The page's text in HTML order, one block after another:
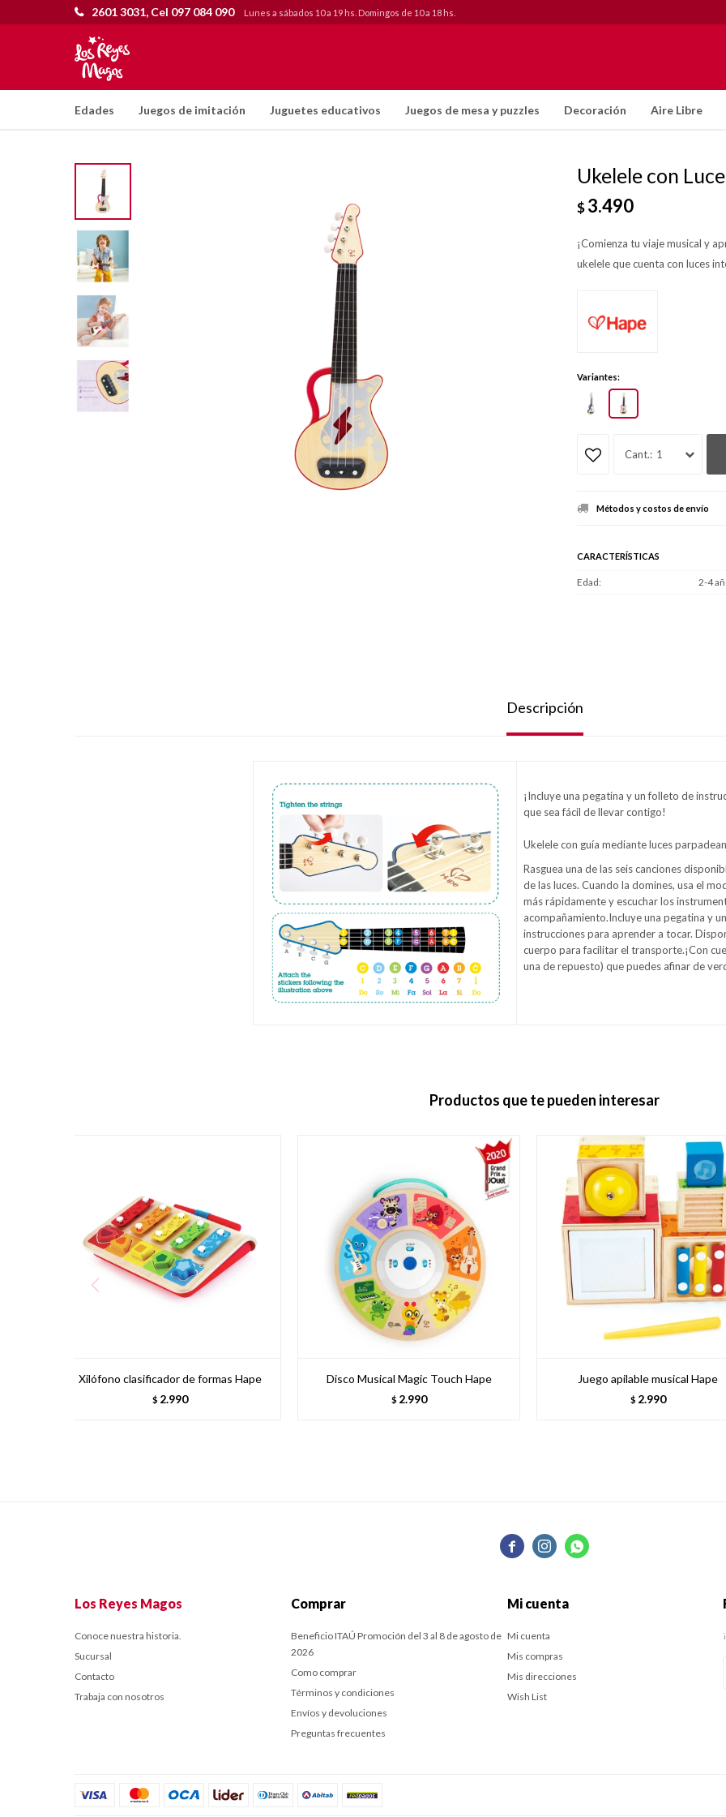
Edades Juegos de imitación Juguetes educativos Juegos de mesa y puzzles Decoración Aire Libre
2601 3031, Cel 097 084 090 Lunes a sábados 10 a 19 hs. Domingos de 10 a 18 hs.
Ukelele con
$3.490
¡Comienza tu viaje musical y
ukelele que cuenta con luces
Variantes:
1
Métodos y costos de envío
CARACTERÍSTICAS
Edad 2-4
Descripción
¡Incluye una pegatina y un folleto de
que sea fácil de llevar contigo!
Ukelele con guía mediante luces
Rasguea una de las seis canciones
de las luces. Cuando la domines, usa el
más rápidamente y escuchar los
acompañamiento.Incluye una pegatina y
instrucciones para aprender a tocar.
cuerpo para facilitar el transporte.¡Con
una de repuesto) que puedes afinar de
Productos que te pueden interesar
Xilófono clasificador de formas Hape
$ 2.990
Disco Musical Magic Touch Hape
$ 2.990
Juego apilable musical Hape
$ 2.990
  
Los Reyes Magos
Conoce nuestra historia.
Sucursal
Contacto
Trabaja con nosotros
Comprar
Beneficio ITAÚ Promoción del 3 al 8 de agosto de
2026
Como comprar
Términos y condiciones
Envíos y devoluciones
Preguntas frecuentes
Mi cuenta
Mi cuenta
Mis compras
Mis direcciones
Wish List